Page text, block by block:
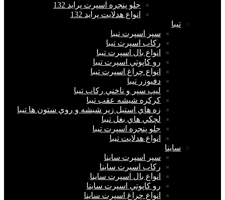
جلو پنجره اسپرت پراید 132
انواع هدلايت پراید 132
تيبا
سپر اسپرت تیبا
ركاب اسپرت تیبا
انواع بال اسپرت تیبا
رو كاپوتي اسپرت تیبا
انواع چراغ اسپرت تیبا
دفيوزر تیبا
ليپ سپر و ناخني ركاب تیبا
كركره شيشه عقب تیبا
زه هاي استيل زير شيشه و روي ستون ها تیبا
لچكي هاي بغل تیبا
جلو پنجره اسپرت تیبا
انواع هدلايت تیبا
ساينا
سپر اسپرت ساینا
ركاب اسپرت ساینا
انواع بال اسپرت ساینا
رو كاپوتي اسپرت ساینا
انواع چراغ اسپرت ساینا